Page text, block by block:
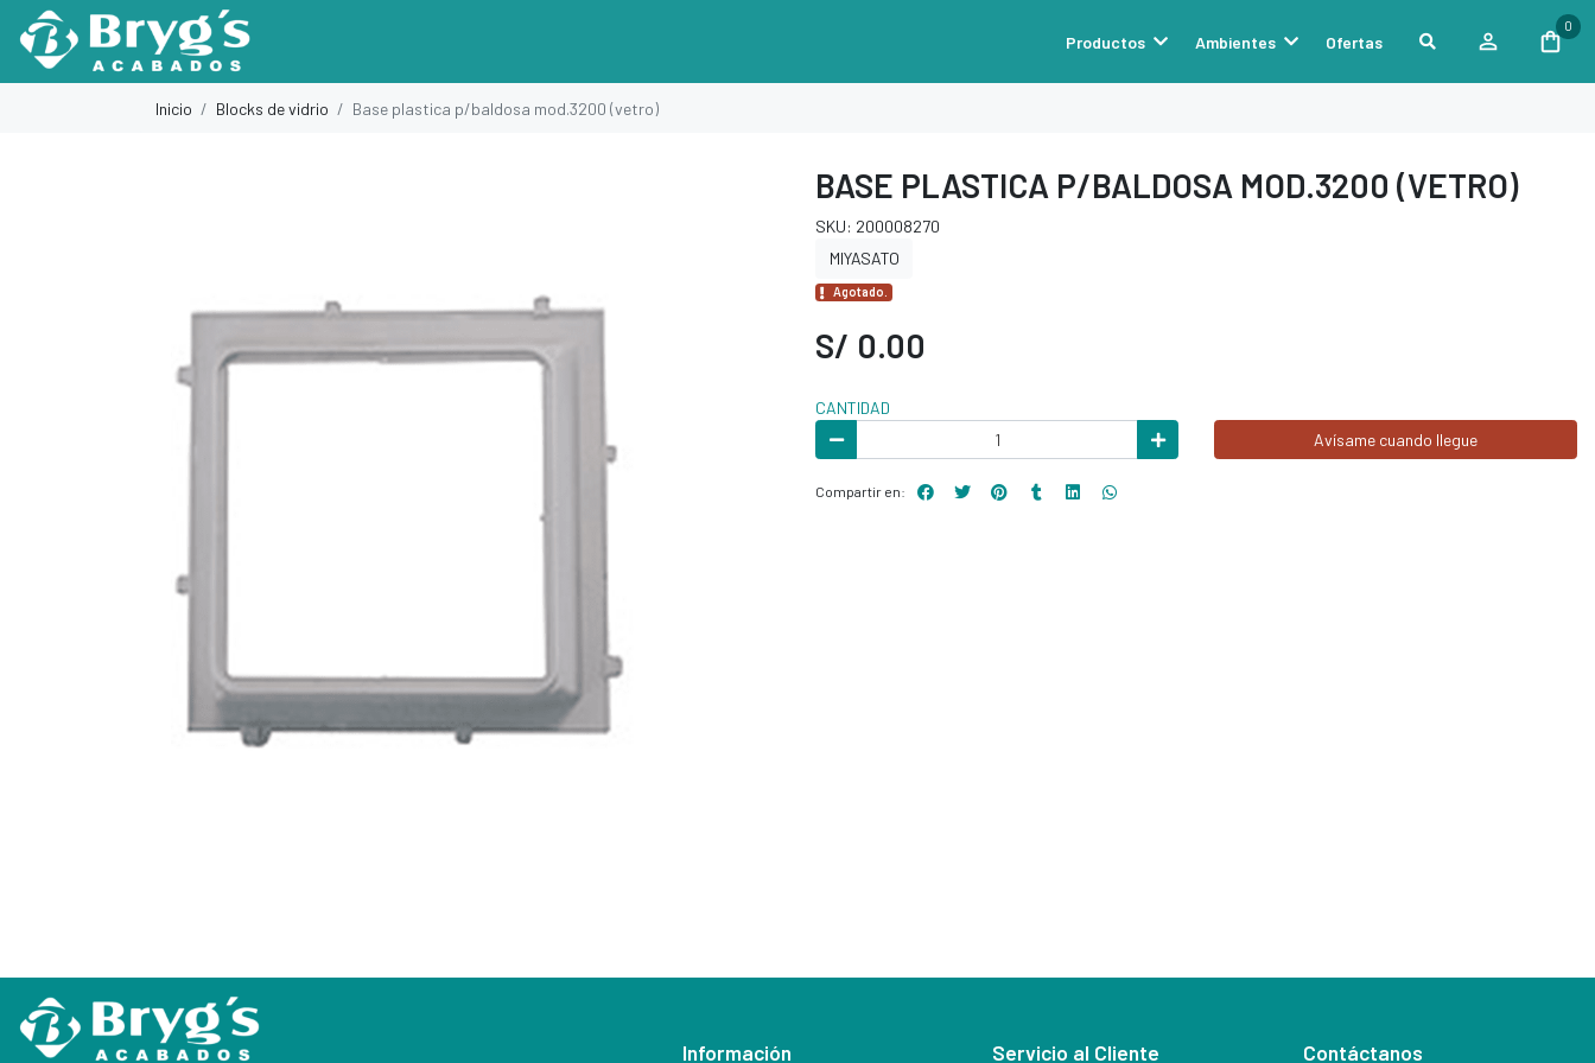
Productos Ambientes Ofertas
0
Inicio Blocks de vidrio Base plastica p/baldosa mod.3200 (vetro)
BASE PLASTICA P/BALDOSA MOD.3200 (VETRO)
SKU: 200008270
MIYASATO
Agotado.
S/ 0.00
CANTIDAD
Avísame cuando llegue
Compartir en:
Información Servicio al Cliente Contáctanos